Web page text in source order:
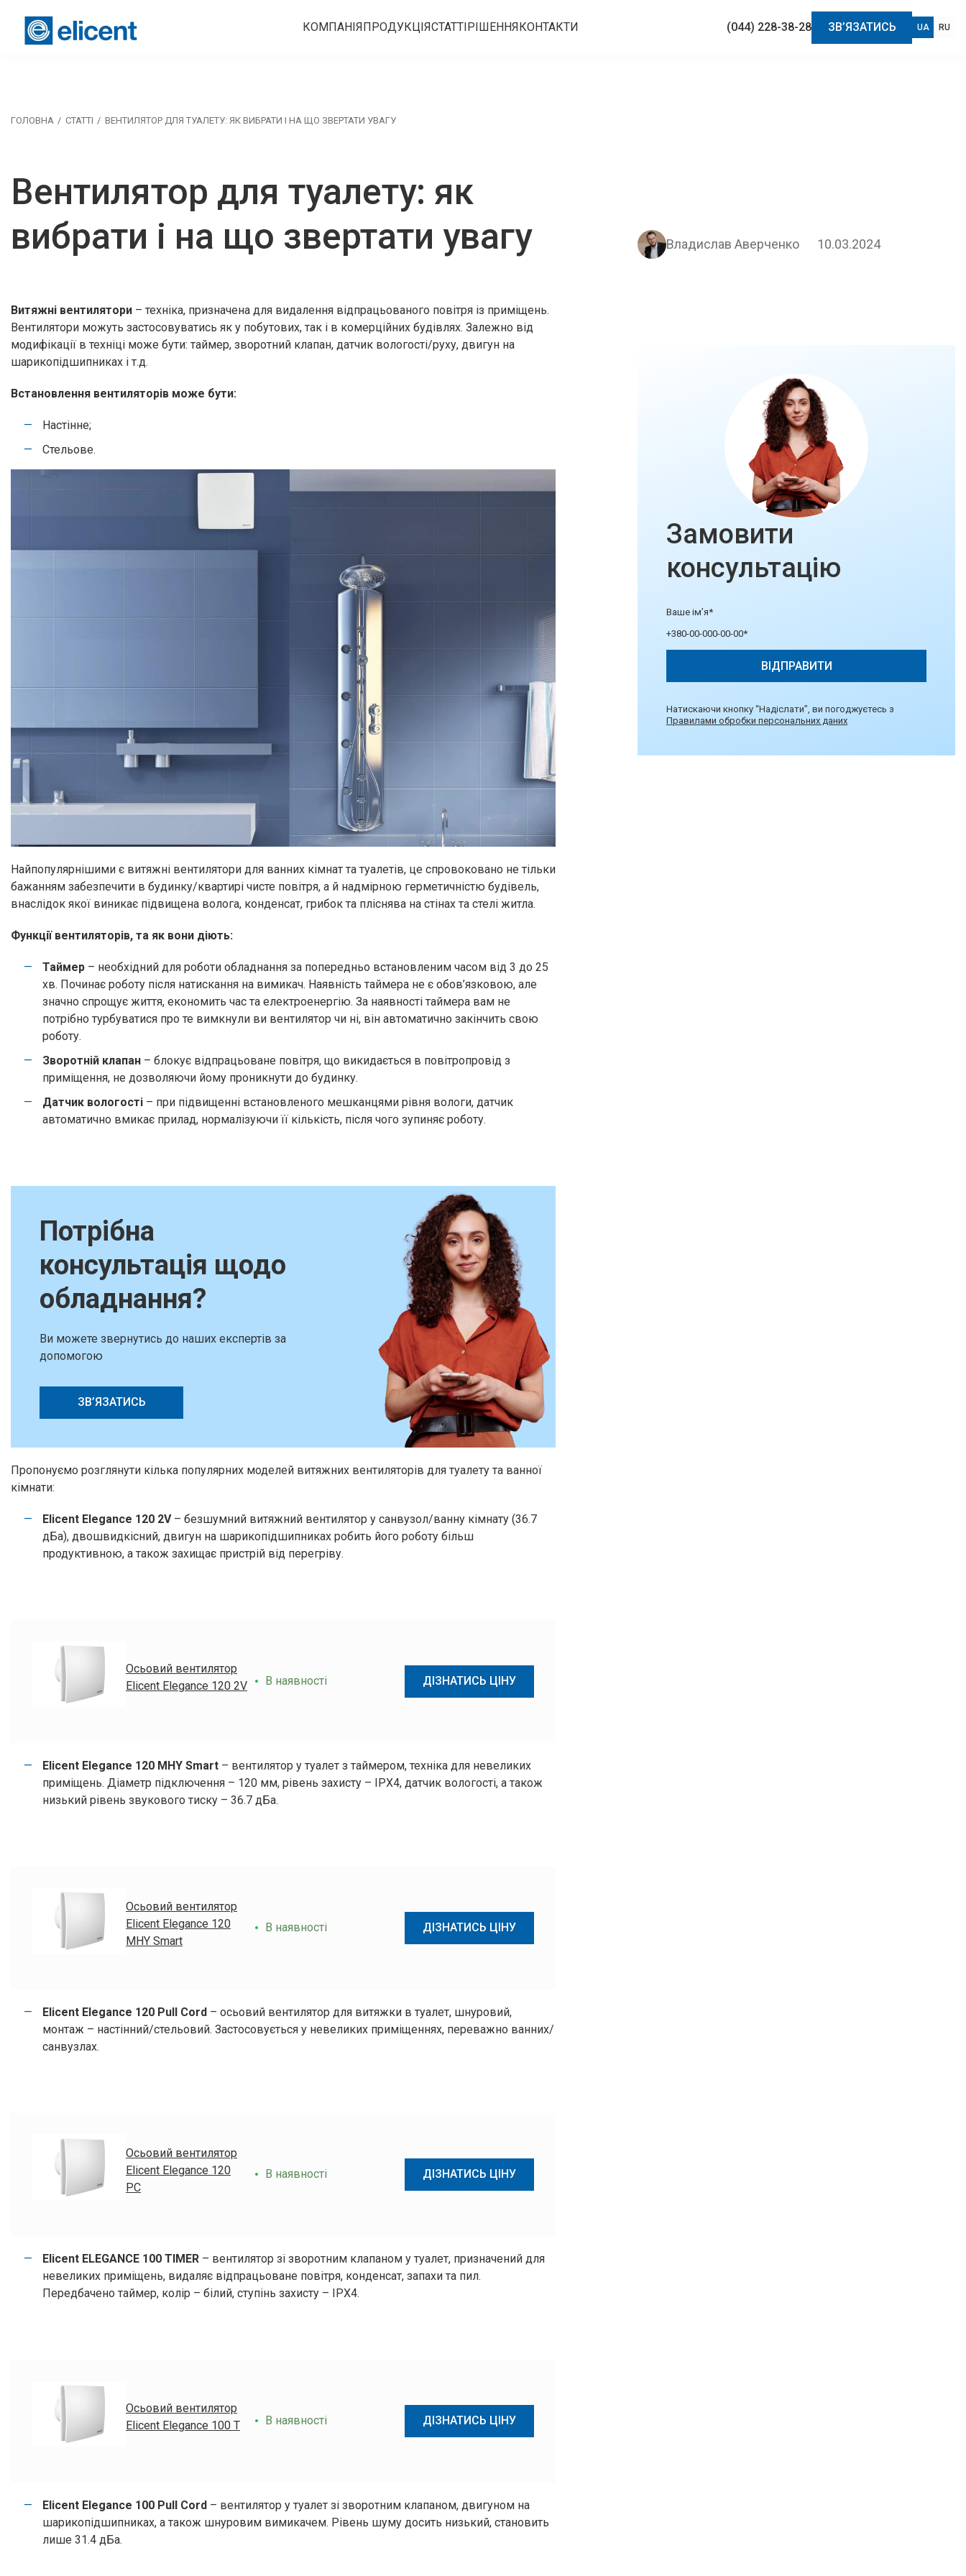
КОМПАНІЯ ПРОДУКЦІЯСТАТТІ РІШЕННЯ КОНТАКТИ (044) 228-38-28 ЗВ’ЯЗАТИСЬ UA RU
ГОЛОВНА СТАТТІ ВЕНТИЛЯТОР ДЛЯ ТУАЛЕТУ: ЯК ВИБРАТИ І НА ЩО ЗВЕРТАТИ УВАГУ
Вентилятор для туалету: як
вибрати і на що звертати увагу
Владислав Аверченко 10.03.2024
Витяжні вентилятори – техніка, призначена для видалення відпрацьованого повітря із приміщень.
Вентилятори можуть застосовуватись як у побутових, так і в комерційних будівлях. Залежно від
модифікації в техніці може бути: таймер, зворотний клапан, датчик вологості/руху, двигун на
шарикопідшипниках і т.д.
Встановлення вентиляторів може бути:
Настінне;
Стельове.
Найпопулярнішими є витяжні вентилятори для ванних кімнат та туалетів, це спровоковано не тільки
бажанням забезпечити в будинку/квартирі чисте повітря, а й надмірною герметичністю будівель,
внаслідок якої виникає підвищена волога, конденсат, грибок та пліснява на стінах та стелі житла.
Функції вентиляторів, та як вони діють:
Таймер – необхідний для роботи обладнання за попередньо встановленим часом від 3 до 25
хв. Починає роботу після натискання на вимикач. Наявність таймера не є обов’язковою, але
значно спрощує життя, економить час та електроенергію. За наявності таймера вам не
потрібно турбуватися про те вимкнули ви вентилятор чи ні, він автоматично закінчить свою
роботу.
Зворотній клапан – блокує відпрацьоване повітря, що викидається в повітропровід з
приміщення, не дозволяючи йому проникнути до будинку.
Датчик вологості – при підвищенні встановленого мешканцями рівня вологи, датчик
автоматично вмикає прилад, нормалізуючи її кількість, після чого зупиняє роботу.
Потрібна
консультація щодо
обладнання?
Ви можете звернутись до наших експертів за
допомогою
ЗВ’ЯЗАТИСЬ
Пропонуємо розглянути кілька популярних моделей витяжних вентиляторів для туалету та ванної
кімнати:
Elicent Elegance 120 2V– безшумний витяжний вентилятор у санвузол/ванну кімнату (36.7
дБа), двошвидкісний, двигун на шарикопідшипниках робить його роботу більш
продуктивною, а також захищає пристрій від перегріву.
Осьовий вентилятор
Elicent Elegance 120 2V
В наявності ДІЗНАТИСЬ ЦІНУ
Elicent Elegance 120 MHY Smart – вентилятор у туалет з таймером, техніка для невеликих
приміщень. Діаметр підключення – 120 мм, рівень захисту – IPX4, датчик вологості, а також
низький рівень звукового тиску – 36.7 дБа.
Осьовий вентилятор
Elicent Elegance 120
MHY Smart
В наявності ДІЗНАТИСЬ ЦІНУ
Elicent Elegance 120 Pull Cord – осьовий вентилятор для витяжки в туалет, шнуровий,
монтаж – настінний/стельовий. Застосовується у невеликих приміщеннях, переважно ванних/
санвузлах.
Осьовий вентилятор
Elicent Elegance 120
PC
В наявності ДІЗНАТИСЬ ЦІНУ
Elicent ELEGANCE 100 TIMER – вентилятор зі зворотним клапаном у туалет, призначений для
невеликих приміщень, видаляє відпрацьоване повітря, конденсат, запахи та пил.
Передбачено таймер, колір – білий, ступінь захисту – IPX4.
Осьовий вентилятор
Elicent Elegance 100 T
В наявності ДІЗНАТИСЬ ЦІНУ
Elicent Elegance 100 Pull Cord – вентилятор у туалет зі зворотним клапаном, двигуном на
шарикопідшипниках, а також шнуровим вимикачем. Рівень шуму досить низький, становить
лише 31.4 дБа.
Замовити
консультацію
Натискаючи кнопку “Надіслати”, ви погоджуєтесь з
Правилами обробки персональних даних
Залишайте заявку
Ми зв’яжемося з вами найближчим часом.
Правилами обробки персональних даних